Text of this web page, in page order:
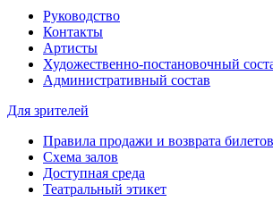
Руководство
Контакты
Артисты
Художественно-постановочный
Административный состав
Для зрителей
Правила продажи и возврата билетов
Схема залов
Доступная среда
Театральный этикет